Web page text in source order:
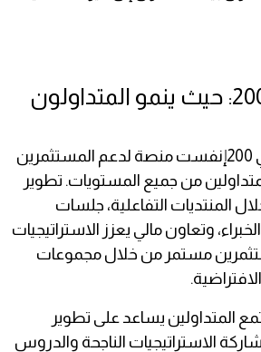
مجتمع 200Invest: حيث ينمو المتداولون
مجتمع المتداولين في 200إنفست منصة لدعم المستثمرين
من جميع المستويات. تطوير
المنتديات التفاعلية، جلسات
وتعاون مالي يعزز الاستراتيجيات
مستمر من خلال مجموعات
المتداولين يساعد على تطوير
الاستراتيجيات الناجحة والدروس